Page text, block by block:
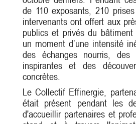
de 110 exposants, 210
intervenants ont offert aux
publics et privés du
un moment d’une intensité
des échanges nourris,
inspirantes et des
concrètes.
Le Collectif Effinergie,
était présent pendant les
d'accueillir partenaires et